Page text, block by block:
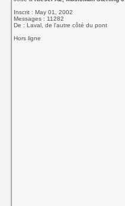
Inscrit : May 01, 2002
Messages : 11282
De : Laval, de l'autre côté du pont
Hors ligne